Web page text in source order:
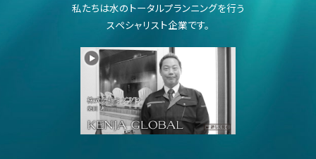
私たちは水のトータルプランニングを行う
スペシャリスト企業です。